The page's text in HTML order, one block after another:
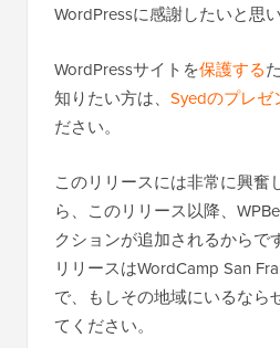
WordPressに感謝したいと思い
WordPressサイトを保護する
知りたい方は、 Syedのプレゼ
ださい。
このリリースには非常に興奮
ら、このリリース以降、
クションが追加されるからで
リリースはWordCamp San
で、もしその地域にいるなら
てください。